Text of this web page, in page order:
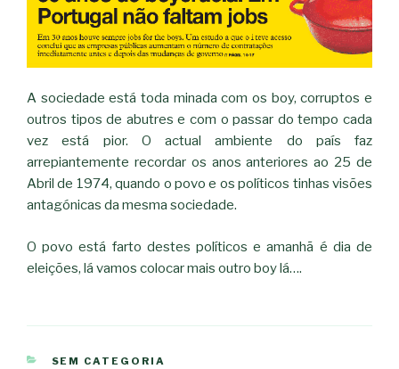
A sociedade está toda minada com os boy, corruptos e
outros tipos de abutres e com o passar do tempo cada
vez está pior. O actual ambiente do país faz
arrepiantemente recordar os anos anteriores ao 25 de
Abril de 1974, quando o povo e os políticos tinhas visões
antagónicas da mesma sociedade.
O povo está farto destes políticos e amanhã é dia de
eleições, lá vamos colocar mais outro boy lá….
CATEGORIAS
SEM CATEGORIA